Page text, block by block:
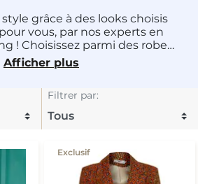
grâce à des looks choisis
vous, par nos experts en
! Choisissez parmi des robes,
jupes, des costumes, des
pantalons, des sacs, des
et de magnifiques bijoux.
Afficher plus
Filtrer par:
Exclusif